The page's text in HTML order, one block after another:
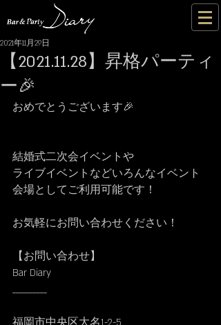
【2021.11.28】昇格パーティ
ー🎉
2021年11月29日
おめでとうございます🎉
結婚式二次会イベントや
ライブイベントなどいろんなイベント
会場としてご利用可能です！
お気軽にお問い合わせください！
【お問い合わせ】
Bar Diary
__________